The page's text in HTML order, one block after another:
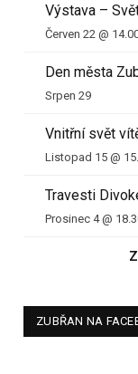
Výstava –
Červen 22 @
Den města
Srpen 29
Vnitřní svět
Listopad 15 @
Travesti
Prosinec 4 @
ZUBŘAN NA